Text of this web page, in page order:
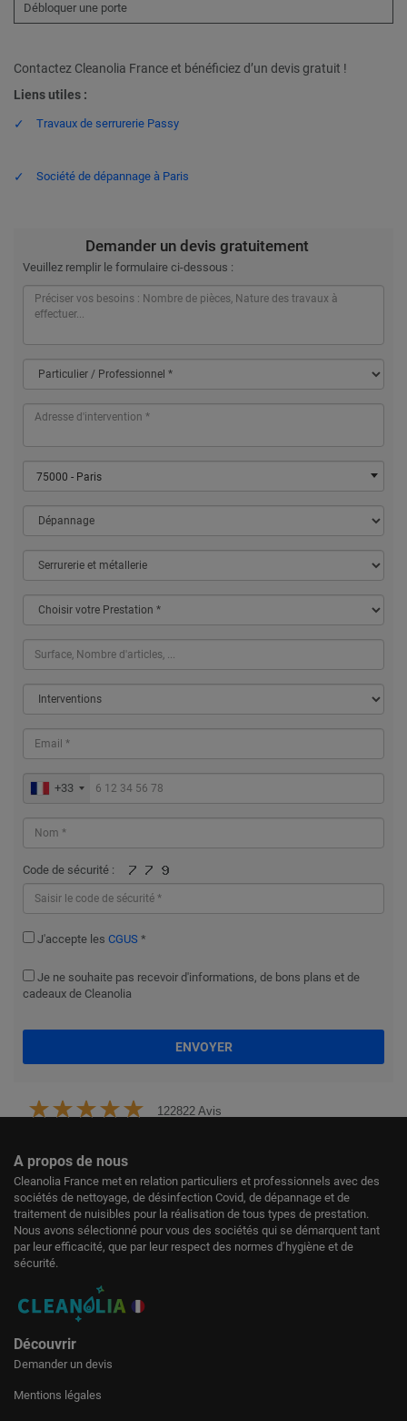
Débloquer une porte
Contactez Cleanolia France et bénéficiez d’un devis gratuit !
Liens utiles :
Travaux de serrurerie Passy
Société de dépannage à Paris
Demander un devis gratuitement
Veuillez remplir le formulaire ci-dessous :
75000 - Paris
+33
Code de sécurité :
J'accepte les CGUS *
Je ne souhaite pas recevoir d'informations, de bons plans et de
cadeaux de Cleanolia
ENVOYER
122822 Avis
A propos de nous
Cleanolia France met en relation particuliers et professionnels avec des
sociétés de nettoyage, de désinfection Covid, de dépannage et de
traitement de nuisibles pour la réalisation de tous types de prestation.
Nous avons sélectionné pour vous des sociétés qui se démarquent tant
par leur efficacité, que par leur respect des normes d’hygiène et de
sécurité.
Découvrir
Demander un devis
Mentions légales